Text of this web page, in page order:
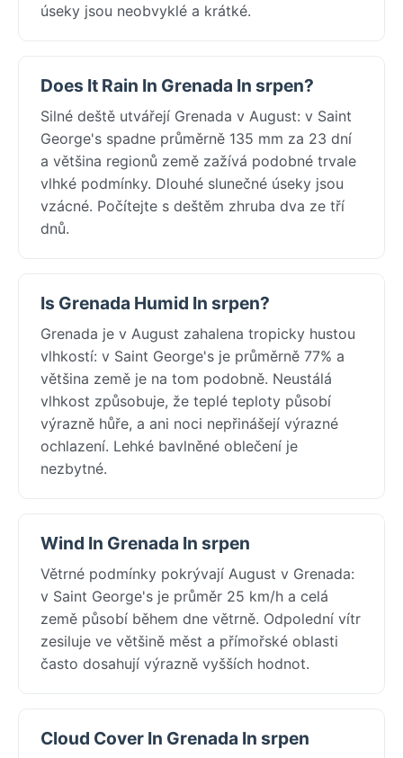
úseky jsou neobvyklé a krátké.
Does It Rain In Grenada In srpen?
Silné deště utvářejí Grenada v August: v Saint
George's spadne průměrně 135 mm za 23 dní
a většina regionů země zažívá podobné trvale
vlhké podmínky. Dlouhé slunečné úseky jsou
vzácné. Počítejte s deštěm zhruba dva ze tří
dnů.
Is Grenada Humid In srpen?
Grenada je v August zahalena tropicky hustou
vlhkostí: v Saint George's je průměrně 77% a
většina země je na tom podobně. Neustálá
vlhkost způsobuje, že teplé teploty působí
výrazně hůře, a ani noci nepřinášejí výrazné
ochlazení. Lehké bavlněné oblečení je
nezbytné.
Wind In Grenada In srpen
Větrné podmínky pokrývají August v Grenada:
v Saint George's je průměr 25 km/h a celá
země působí během dne větrně. Odpolední vítr
zesiluje ve většině měst a přímořské oblasti
často dosahují výrazně vyšších hodnot.
Cloud Cover In Grenada In srpen